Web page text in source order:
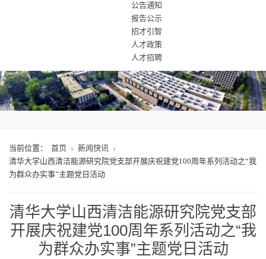
公告通知
报告公示
招才引智
人才政策
人才招聘
当前位置： 首页
新闻快讯
清华大学山西清洁能源研究院党支部开展庆祝建党100周年系列活动之“我
为群众办实事”主题党日活动
清华大学山西清洁能源研究院党支部
开展庆祝建党100周年系列活动之“我
为群众办实事”主题党日活动